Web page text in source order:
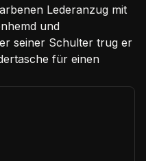
Lederanzug mit
und
seiner Schulter trug er
für einen